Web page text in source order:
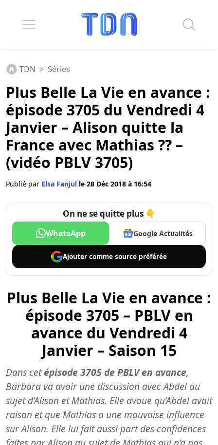
TDN > Séries
Plus Belle La Vie en avance :
épisode 3705 du Vendredi 4
Janvier – Alison quitte la
France avec Mathias ?? –
(vidéo PBLV 3705)
Publié par Elsa Fanjul le 28 Déc 2018 à 16:54
On ne se quitte plus 👇
WhatsApp Google Actualités
Ajouter comme source préférée
Plus Belle La Vie en avance :
épisode 3705 – PBLV en
avance du Vendredi 4
Janvier – Saison 15
Dans cetépisode 3705 de PBLV en avance,
Barbara va avoir une discussion avec Abdel au
sujet d’Alison et Mathias. Elle avoue qu’Abdel avait
raison et que Mathias a une mauvaise influence
sur Alison. Elle lui fait aussi part des confidences